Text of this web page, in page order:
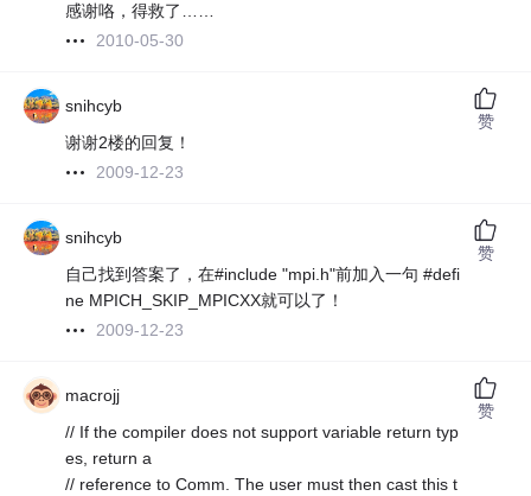
感谢咯，得救了……
2010-05-30
snihcyb
谢谢2楼的回复！
2009-12-23
赞
snihcyb
自己找到答案了，在#include "mpi.h"前加入一句 #defi
ne MPICH_SKIP_MPICXX就可以了！
2009-12-23
赞
macrojj
// If the compiler does not support variable return typ
es, return a
// reference to Comm. The user must then cast this t
赞